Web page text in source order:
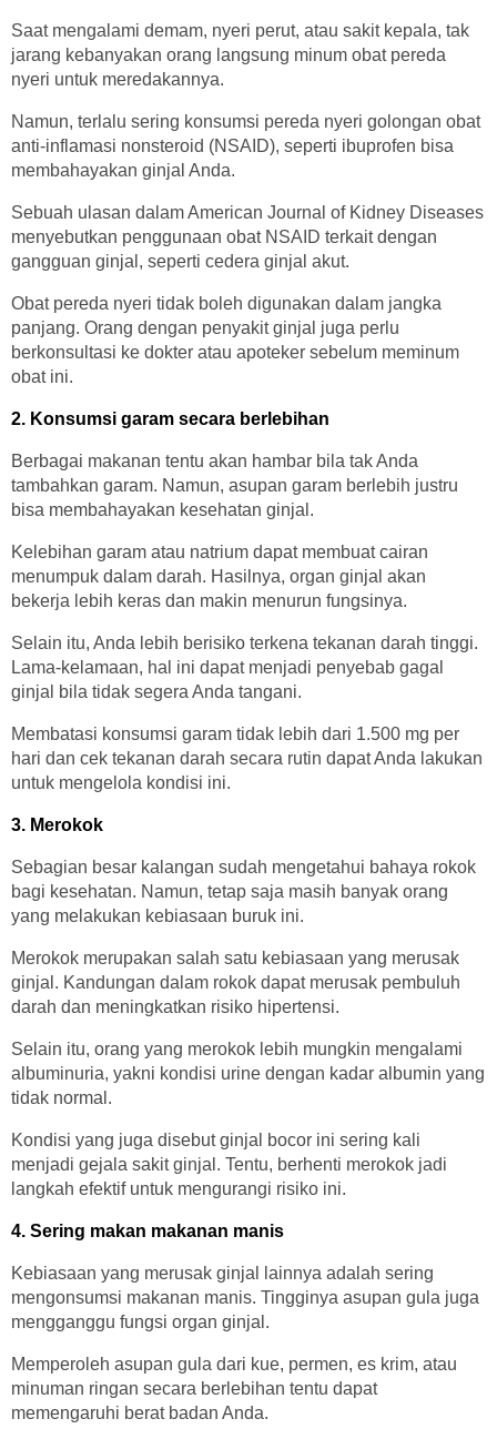
Saat mengalami demam, nyeri perut, atau sakit kepala, tak
jarang kebanyakan orang langsung minum obat pereda
nyeri untuk meredakannya.
Namun, terlalu sering konsumsi pereda nyeri golongan obat
anti-inflamasi nonsteroid (NSAID), seperti ibuprofen bisa
membahayakan ginjal Anda.
Sebuah ulasan dalam American Journal of Kidney Diseases
menyebutkan penggunaan obat NSAID terkait dengan
gangguan ginjal, seperti cedera ginjal akut.
Obat pereda nyeri tidak boleh digunakan dalam jangka
panjang. Orang dengan penyakit ginjal juga perlu
berkonsultasi ke dokter atau apoteker sebelum meminum
obat ini.
2. Konsumsi garam secara berlebihan
Berbagai makanan tentu akan hambar bila tak Anda
tambahkan garam. Namun, asupan garam berlebih justru
bisa membahayakan kesehatan ginjal.
Kelebihan garam atau natrium dapat membuat cairan
menumpuk dalam darah. Hasilnya, organ ginjal akan
bekerja lebih keras dan makin menurun fungsinya.
Selain itu, Anda lebih berisiko terkena tekanan darah tinggi.
Lama-kelamaan, hal ini dapat menjadi penyebab gagal
ginjal bila tidak segera Anda tangani.
Membatasi konsumsi garam tidak lebih dari 1.500 mg per
hari dan cek tekanan darah secara rutin dapat Anda lakukan
untuk mengelola kondisi ini.
3. Merokok
Sebagian besar kalangan sudah mengetahui bahaya rokok
bagi kesehatan. Namun, tetap saja masih banyak orang
yang melakukan kebiasaan buruk ini.
Merokok merupakan salah satu kebiasaan yang merusak
ginjal. Kandungan dalam rokok dapat merusak pembuluh
darah dan meningkatkan risiko hipertensi.
Selain itu, orang yang merokok lebih mungkin mengalami
albuminuria, yakni kondisi urine dengan kadar albumin yang
tidak normal.
Kondisi yang juga disebut ginjal bocor ini sering kali
menjadi gejala sakit ginjal. Tentu, berhenti merokok jadi
langkah efektif untuk mengurangi risiko ini.
4. Sering makan makanan manis
Kebiasaan yang merusak ginjal lainnya adalah sering
mengonsumsi makanan manis. Tingginya asupan gula juga
mengganggu fungsi organ ginjal.
Memperoleh asupan gula dari kue, permen, es krim, atau
minuman ringan secara berlebihan tentu dapat
memengaruhi berat badan Anda.